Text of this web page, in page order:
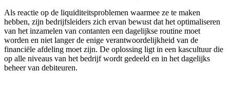
Als reactie op de liquiditeitsproblemen waarmee ze te maken
hebben, zijn bedrijfsleiders zich ervan bewust dat het optimaliseren
van het inzamelen van contanten een dagelijkse routine moet
worden en niet langer de enige verantwoordelijkheid van de
financiële afdeling moet zijn. De oplossing ligt in een kascultuur die
op alle niveaus van het bedrijf wordt gedeeld en in het dagelijks
beheer van debiteuren.